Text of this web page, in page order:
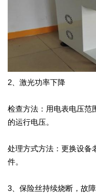
2、激光功率下降
检查方法：用电表电压范
的运行电压。
处理方式方法：更换设备
件。
3、保险丝持续烧断，故